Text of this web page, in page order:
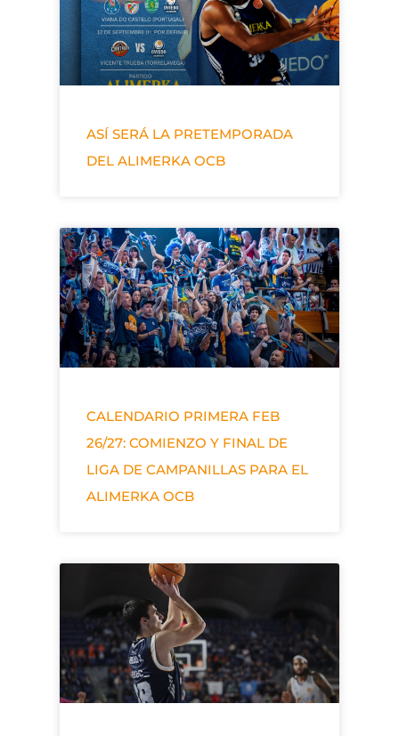
ASÍ SERÁ LA PRETEMPORADA
DEL ALIMERKA OCB
CALENDARIO PRIMERA FEB
26/27: COMIENZO Y FINAL DE
LIGA DE CAMPANILLAS PARA EL
ALIMERKA OCB